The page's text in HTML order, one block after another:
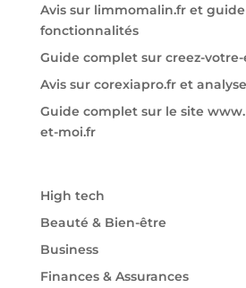
Avis sur limmomalin.fr et
fonctionnalités
Guide complet sur creez-
Avis sur corexiapro.fr et
Guide complet sur le site
et-moi.fr
High tech
Beauté & Bien-être
Business
Finances & Assurances